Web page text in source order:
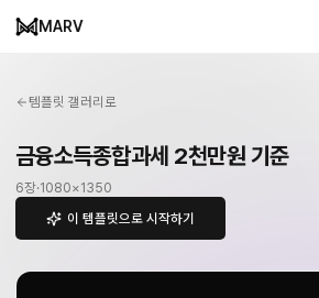
MARV
템플릿 갤러리로
금융소득종합과세 2천만원 기준
6장·1080×1350
이 템플릿으로 시작하기